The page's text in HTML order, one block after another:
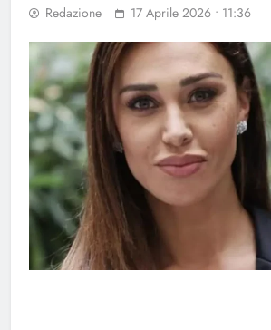
Redazione 17 Aprile 2026 • 11:36